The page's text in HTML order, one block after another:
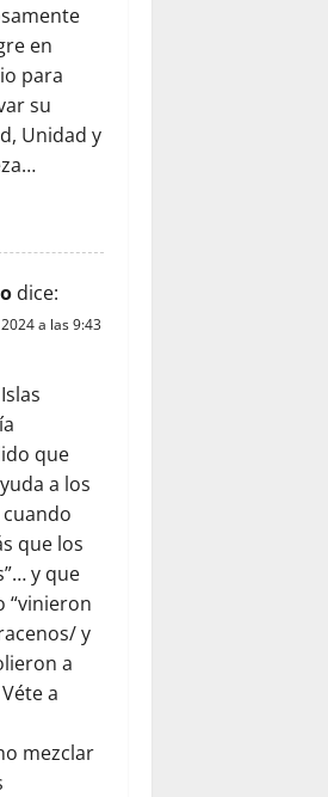
en
para
su
Unidad y
dice:
a las 9:43
que
a los
que los
y que
“vinieron
y
a
a
mezclar